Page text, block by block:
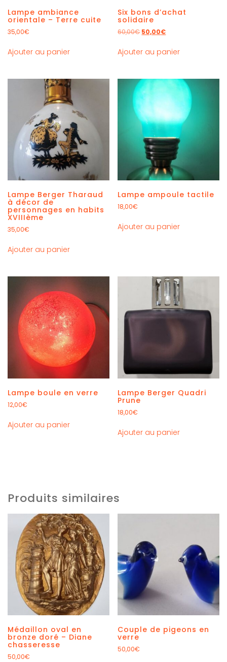
Lampe ambiance
orientale – Terre cuite
35,00€
Ajouter au panier
Six bons d’achat
solidaire
60,00€ 50,00€
Ajouter au panier
Lampe Berger Tharaud
à décor de
personnages en habits
XVIIIème
35,00€
Ajouter au panier
Lampe ampoule tactile
18,00€
Ajouter au panier
Lampe boule en verre
12,00€
Ajouter au panier
Lampe Berger Quadri
Prune
18,00€
Ajouter au panier
Produits similaires
Médaillon oval en
bronze doré – Diane
chasseresse
50,00€
Couple de pigeons en
verre
50,00€